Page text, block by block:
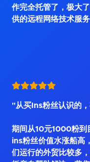
作完全托管了，极大
供的远程网络技术服
"从买Ins粉丝认识的
期间从10元1000粉到
ins粉丝价值水涨船高
们运行的外贸比较多